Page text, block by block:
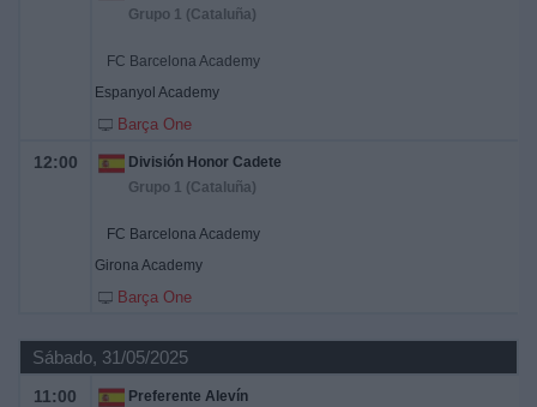
Grupo 1 (Cataluña)
FC Barcelona Academy
Espanyol Academy
Barça One
12:00
División Honor Cadete
Grupo 1 (Cataluña)
FC Barcelona Academy
Girona Academy
Barça One
Sábado, 31/05/2025
11:00
Preferente Alevín